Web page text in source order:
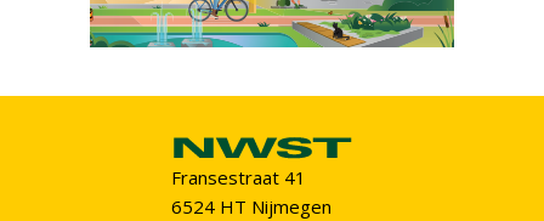
Fransestraat 41
6524 HT Nijmegen